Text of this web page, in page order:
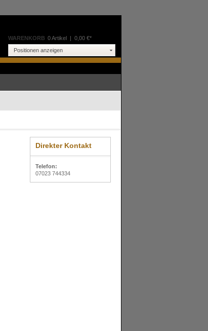
WARENKORB 0 Artikel | 0,00 €*
Positionen anzeigen
Direkter Kontakt
Telefon:
07023 744334